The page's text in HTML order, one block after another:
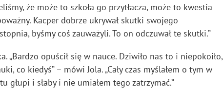
że może to szkoła go przytłacza, może to kwestia
Kacper dobrze ukrywał skutki swojego
byśmy coś zauważyli. To on odczuwał te skutki.”
„Bardzo opuścił się w nauce. Dziwiło nas to i niepokoiło,
co kiedyś” – mówi Jola. „Cały czas myślałem o tym w
głupi i słaby i nie umiałem tego zatrzymać.”